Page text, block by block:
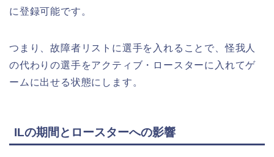
に登録可能です。
つまり、故障者リストに選手を入れることで、怪我人
の代わりの選手をアクティブ・ロースターに入れてゲ
ームに出せる状態にします。
ILの期間とロースターへの影響